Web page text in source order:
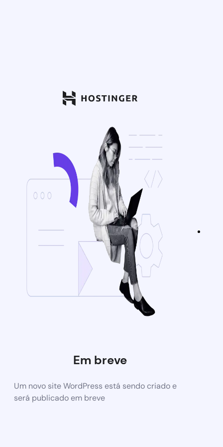
Em breve
Um novo site WordPress está sendo criado e
será publicado em breve